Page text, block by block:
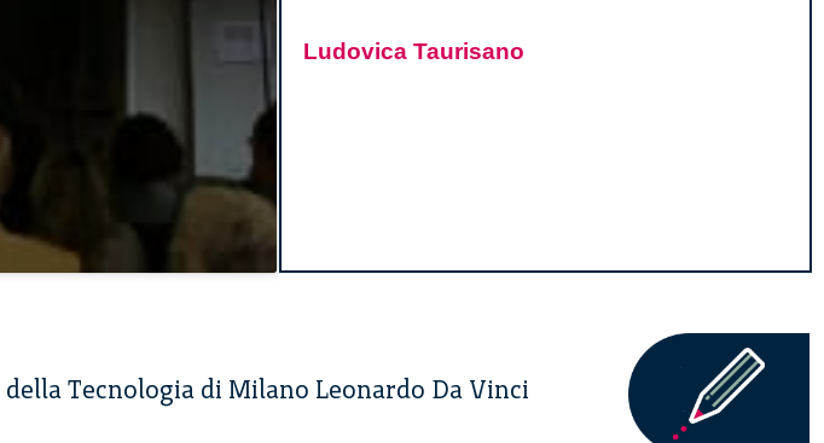
Ludovica Taurisano
Tecnologia di Milano Leonardo Da Vinci